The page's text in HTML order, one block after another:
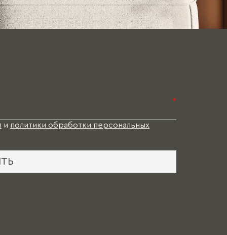
*
и политики обработки персональных